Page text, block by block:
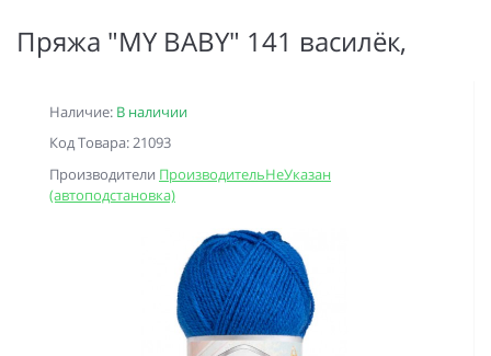
Пряжа "MY BABY" 141 василёк,
Наличие: В наличии
Код Товара: 21093
Производители ПроизводительНеУказан
(автоподстановка)